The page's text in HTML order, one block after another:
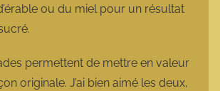
ou du miel pour un résultat
permettent de mettre en valeur
originale. J’ai bien aimé les deux,